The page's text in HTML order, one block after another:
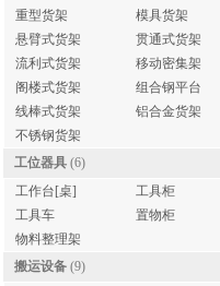
重型货架
模具货架
悬臂式货架
贯通式货架
流利式货架
移动密集架
阁楼式货架
组合钢平台
线棒式货架
铝合金货架
不锈钢货架
工位器具 (6)
工作台[桌]
工具柜
工具车
置物柜
物料整理架
搬运设备 (9)